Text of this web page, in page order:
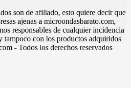
son de afiliado, esto quiere decir que
ajenas a microondasbarato.com,
responsables de cualquier incidencia
tampoco con los productos adquiridos
- Todos los derechos reservados